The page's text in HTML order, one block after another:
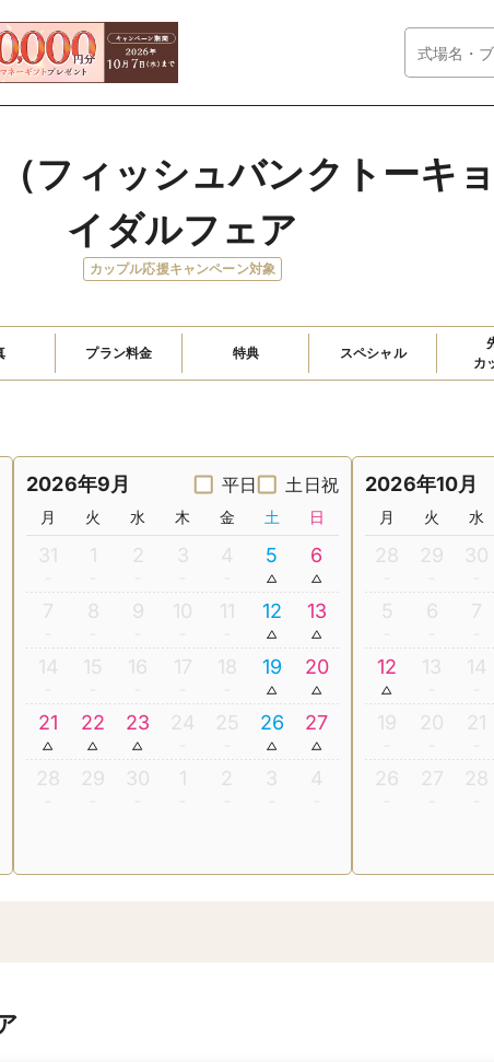
フィッシュバンクトーキ
イダルフェア
カップル応援キャンペーン対象
プラン料金 特典 スペシャル
カ
2026年9月 平日 土日祝
月 火 水 木 金 土 日
31 1 2 3 4 5 6
7 8 9 10 11 12 13
14 15 16 17 18 19 20
21 22 23 24 25 26 27
28 29 30 1 2 3 4
2026年10月
月 火 水
28 29 30
5 6 7
12 13 14
19 20 21
26 27 28